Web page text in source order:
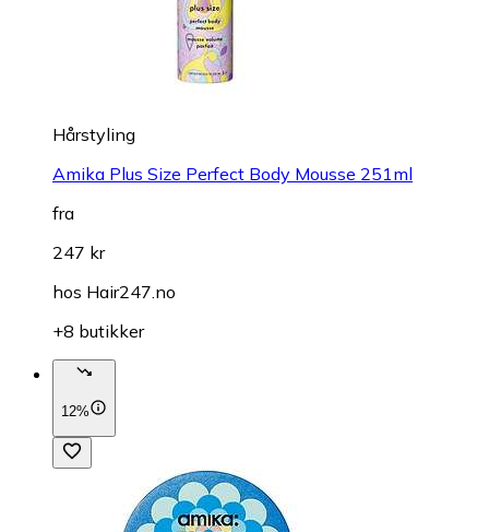
Hårstyling
Amika Plus Size Perfect Body Mousse 251ml
fra
247 kr
hos Hair247.no
+8 butikker
12%